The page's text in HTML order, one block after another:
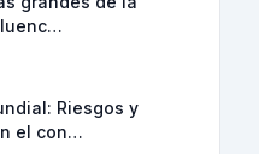
Riesgos y
el con…